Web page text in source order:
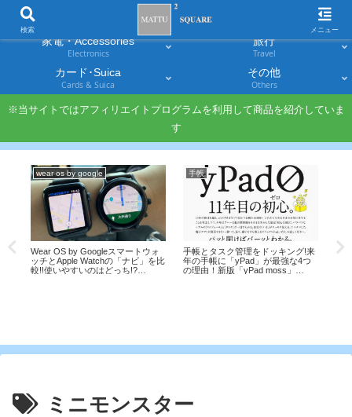
家電・Accessories
Electronics
旅行
Travel
カード･Suica
Cards & Suica
その他
Others
※当サイトではアフィリエイトプログラムを利用して商品を紹介していま
す
wear os by google
Wear OS by Googleスマートウォ
ッチとApple Watchの「ナビ」を比
較!!使いやすいのはどっち!?
手帳
手帳とタスク管理をドッキング!来
年の手帳に「yPad」が最強な4つ
の理由！新版「yPad moss」
【9
ミニモンスター
検索 メニュー